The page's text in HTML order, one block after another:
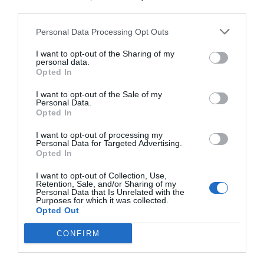
Personal Data Processing Opt Outs
I want to opt-out of the Sharing of my
personal data.
Opted In
I want to opt-out of the Sale of my
Personal Data.
Opted In
I want to opt-out of processing my
Personal Data for Targeted Advertising.
Opted In
I want to opt-out of Collection, Use,
Retention, Sale, and/or Sharing of my
Personal Data that Is Unrelated with the
Purposes for which it was collected.
Opted Out
CONFIRM